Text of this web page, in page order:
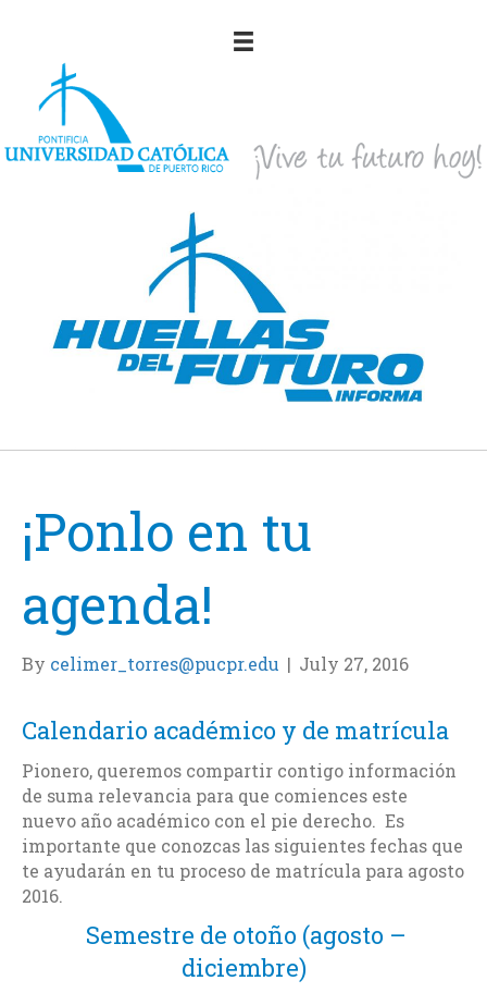
¡Ponlo en tu
agenda!
By celimer_torres@pucpr.edu | July 27, 2016
Calendario académico y de matrícula
Pionero, queremos compartir contigo información
de suma relevancia para que comiences este
nuevo año académico con el pie derecho. Es
importante que conozcas las siguientes fechas que
te ayudarán en tu proceso de matrícula para agosto
2016.
Semestre de otoño (agosto –
diciembre)